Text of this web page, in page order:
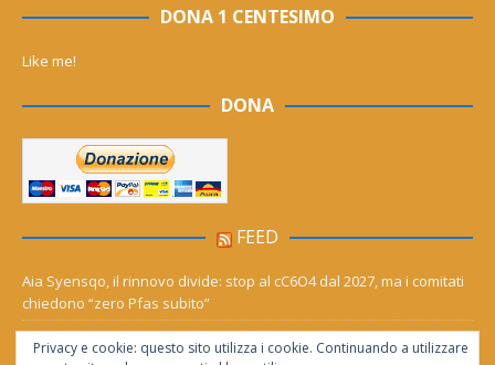
DONA 1 CENTESIMO
Like me!
DONA
FEED
Aia Syensqo, il rinnovo divide: stop al cC6O4 dal 2027, ma i comitati
chiedono “zero Pfas subito”
Derthona ripescato in serie D: Grigi, Valenzana e Leoncelli ne
girone A
Privacy e cookie: questo sito utilizza i cookie. Continuando a utilizzare